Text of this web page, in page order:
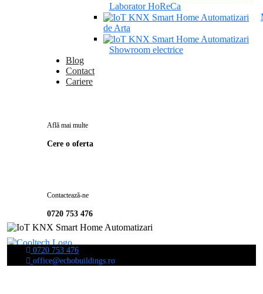
Laborator HoReCa
de Arta
Showroom electrice
Blog
Contact
Cariere
Află mai multe
Cere o oferta
Contactează-ne
0720 753 476
0720 753 476
office@echobuildings.ro